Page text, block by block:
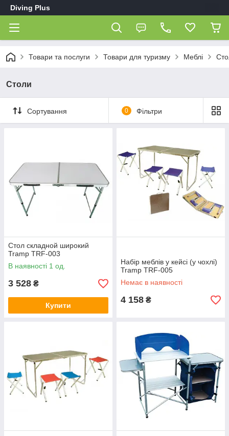
Diving Plus
Товари та послуги Товари для туризму Меблі
Столи
Сортування 0 Фільтри
Стол складной широкий
Tramp TRF-003
В наявності 1 од.
3 528 ₴
Купити
Набір меблів у кейсі (у чохлі)
Tramp TRF-005
Немає в наявності
4 158 ₴